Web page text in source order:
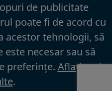
de publicitate
poate fi de acord cu
acestor tehnologii, să
necesar sau să
preferinţe. Aflaţi mai
.